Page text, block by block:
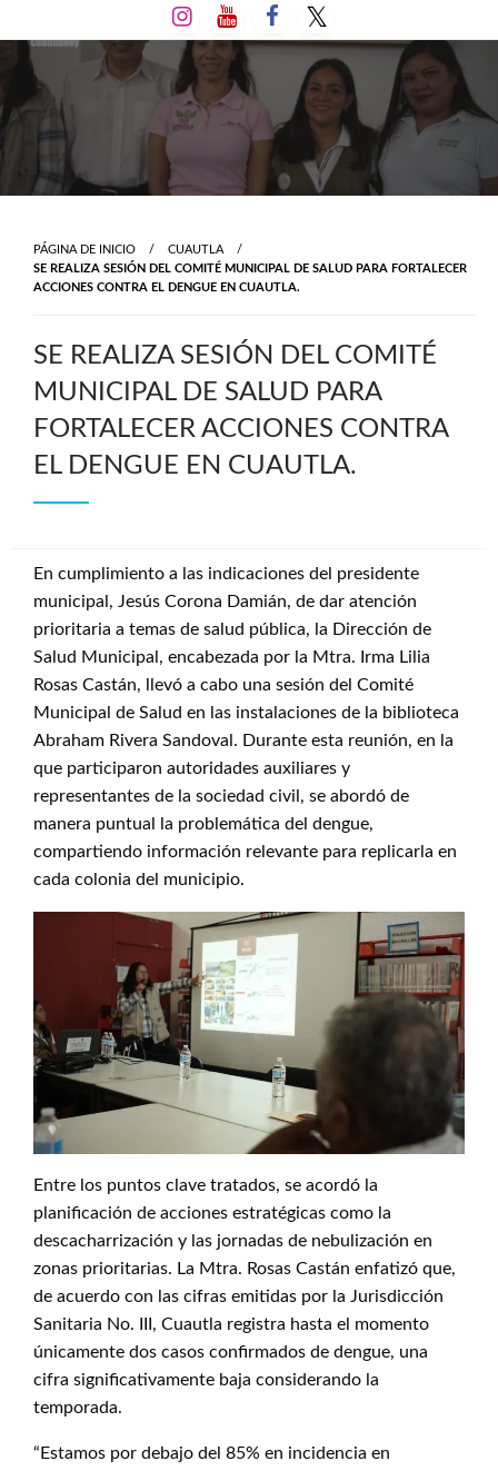
al
contenido
PÁGINA DE INICIO
CUAUTLA
SE REALIZA SESIÓN DEL COMITÉ MUNICIPAL DE SALUD PARA FORTALECER
ACCIONES CONTRA EL DENGUE EN CUAUTLA.
SE REALIZA SESIÓN DEL COMITÉ
MUNICIPAL DE SALUD PARA
FORTALECER ACCIONES CONTRA
EL DENGUE EN CUAUTLA.
En cumplimiento a las indicaciones del presidente
municipal, Jesús Corona Damián, de dar atención
prioritaria a temas de salud pública, la Dirección de
Salud Municipal, encabezada por la Mtra. Irma Lilia
Rosas Castán, llevó a cabo una sesión del Comité
Municipal de Salud en las instalaciones de la biblioteca
Abraham Rivera Sandoval. Durante esta reunión, en la
que participaron autoridades auxiliares y
representantes de la sociedad civil, se abordó de
manera puntual la problemática del dengue,
compartiendo información relevante para replicarla en
cada colonia del municipio.
Entre los puntos clave tratados, se acordó la
planificación de acciones estratégicas como la
descacharrización y las jornadas de nebulización en
zonas prioritarias. La Mtra. Rosas Castán enfatizó que,
de acuerdo con las cifras emitidas por la Jurisdicción
Sanitaria No. III, Cuautla registra hasta el momento
únicamente dos casos confirmados de dengue, una
cifra significativamente baja considerando la
temporada.
“Estamos por debajo del 85% en incidencia en